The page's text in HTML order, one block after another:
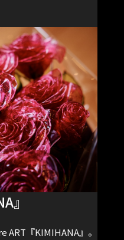
』
ART『KIMIHANA』。